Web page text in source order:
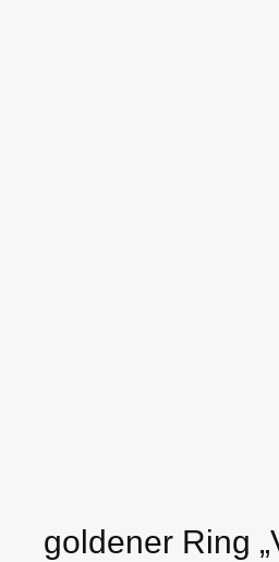
goldener Ring